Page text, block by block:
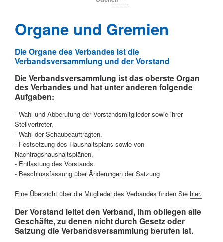
Organe und Gremien
Die Organe des Verbandes ist die
Verbandsversammlung und der Vorstand
DieVerbandsversammlung ist das oberste Organ
des Verbandes und hat unter anderen folgende
Aufgaben:
- Wahl und Abberufung der Vorstandsmitglieder sowie ihrer
Stellvertreter,
- Wahl der Schaubeauftragten,
- Festsetzung des Haushaltsplans sowie von
Nachtragshaushaltsplänen,
- Entlastung des Vorstands.
- Beschlussfassung über Änderungen der Satzung
Eine Übersicht über die Mitglieder des Verbandes finden Sie hier.
DerVorstand leitet den Verband, ihm obliegen alle
Geschäfte, zu denen nicht durch Gesetz oder
Satzung die Verbandsversammlung berufen ist.